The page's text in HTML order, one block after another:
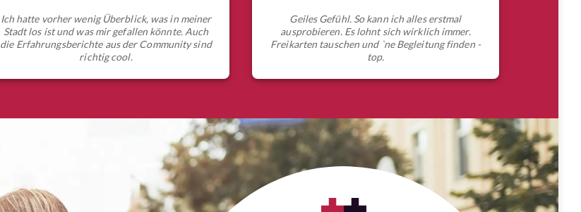
Ich hatte vorher wenig Überblick, was in meiner
Stadt los ist und was mir gefallen könnte. Auch
die Erfahrungsberichte aus der Community sind
richtig cool.
Geiles Gefühl. So kann ich alles erstmal
ausprobieren. Es lohnt sich wirklich immer.
Freikarten tauschen und `ne Begleitung finden -
top.